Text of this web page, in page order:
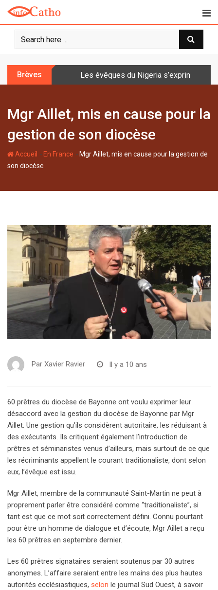
o
Brèves Les évêques du Nigeria s’expriment
Mgr Aillet, mis en cause pour la
gestion de son diocèse
Accueil - En France - Mgr Aillet, mis en cause pour la gestion de
son diocèse
Par Xavier Ravier Il y a 10 ans
60 prêtres du diocèse de Bayonne ont voulu exprimer leur
désaccord avec la gestion du diocèse de Bayonne par Mgr
Aillet. Une gestion qu’ils considèrent autoritaire, les réduisant à
des exécutants. Ils critiquent également l’introduction de
prêtres et séminaristes venus d’ailleurs, mais surtout de ce que
les récriminants appellent le courant traditionaliste, dont selon
eux, l’évêque est issu.
Mgr Aillet, membre de la communauté Saint-Martin ne peut à
proprement parler être considéré comme “traditionaliste”, si
tant est que ce mot soit correctement défini. Connu pourtant
pour être un homme de dialogue et d’écoute, Mgr Aillet a reçu
les 60 prêtres en septembre dernier.
Les 60 prêtres signataires seraient soutenus par 30 autres
anonymes. L’affaire seraient entre les mains des plus hautes
autorités ecclésiastiques, selon le journal Sud Ouest, à savoir